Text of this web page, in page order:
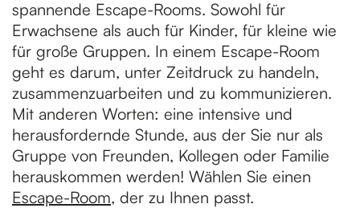
spannende Escape-Rooms. Sowohl für
Erwachsene als auch für Kinder, für kleine wie
für große Gruppen. In einem Escape-Room
geht es darum, unter Zeitdruck zu handeln,
zusammenzuarbeiten und zu kommunizieren.
Mit anderen Worten: eine intensive und
herausfordernde Stunde, aus der Sie nur als
Gruppe von Freunden, Kollegen oder Familie
herauskommen werden! Wählen Sie einen
Escape-Room, der zu Ihnen passt.